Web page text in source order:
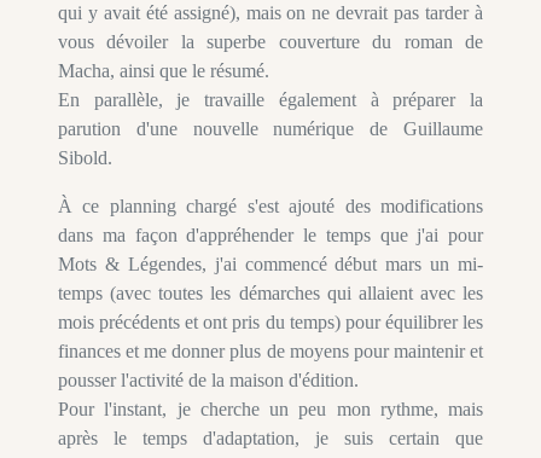
qui y avait été assigné), mais on ne devrait pas tarder à
vous dévoiler la superbe couverture du roman de
Macha, ainsi que le résumé.
En parallèle, je travaille également à préparer la
parution d'une nouvelle numérique de Guillaume
Sibold.
À ce planning chargé s'est ajouté des modifications
dans ma façon d'appréhender le temps que j'ai pour
Mots & Légendes, j'ai commencé début mars un mi-
temps (avec toutes les démarches qui allaient avec les
mois précédents et ont pris du temps) pour équilibrer les
finances et me donner plus de moyens pour maintenir et
pousser l'activité de la maison d'édition.
Pour l'instant, je cherche un peu mon rythme, mais
après le temps d'adaptation, je suis certain que